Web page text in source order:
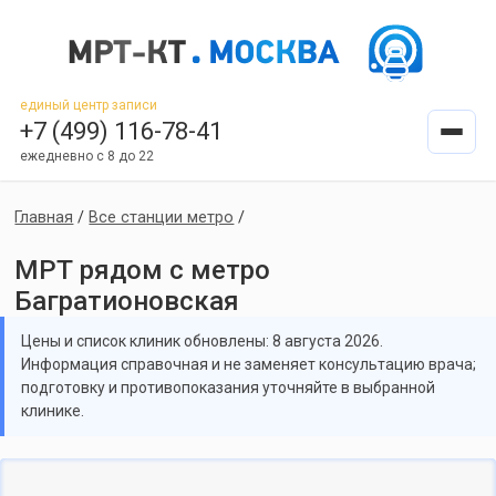
единый центр записи
+7 (499) 116-78-41
ежедневно с 8 до 22
Главная / Все станции метро /
МРТ рядом с метро
Багратионовская
Цены и список клиник обновлены: 8 августа 2026.
Информация справочная и не заменяет консультацию врача;
подготовку и противопоказания уточняйте в выбранной
клинике.